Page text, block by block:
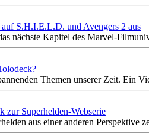
S.H.I.E.L.D. und Avengers 2 aus
nächste Kapitel des Marvel-
Themen unserer Zeit. Ein
zur Superhelden-Webserie
aus einer anderen Perspektive